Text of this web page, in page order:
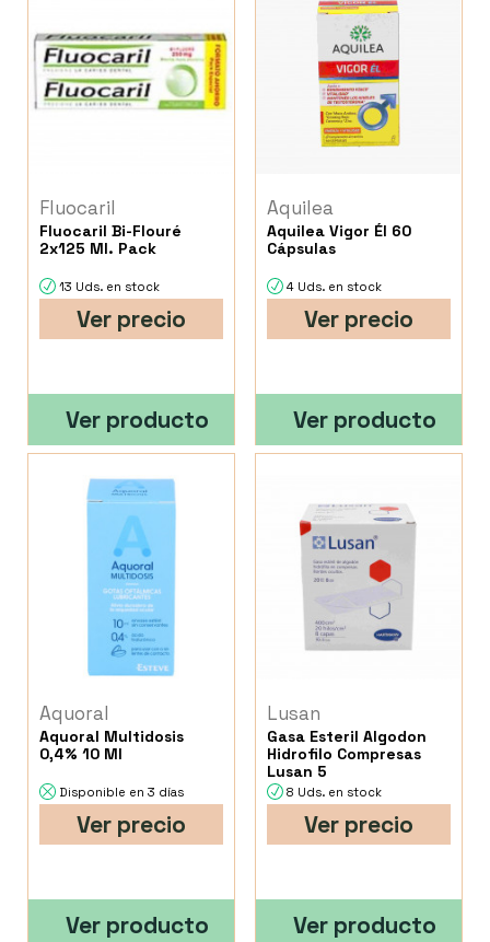
Fluocaril
Fluocaril Bi-Flouré
2x125 Ml. Pack
13 Uds. en stock
Ver precio
Ver producto
Aquilea
Aquilea Vigor Él 60
Cápsulas
4 Uds. en stock
Ver precio
Ver producto
Aquoral
Aquoral Multidosis
0,4% 10 Ml
Disponible en 3 días
Ver precio
Ver producto
Lusan
Gasa Esteril Algodon
Hidrofilo Compresas
Lusan 5
8 Uds. en stock
Ver precio
Ver producto